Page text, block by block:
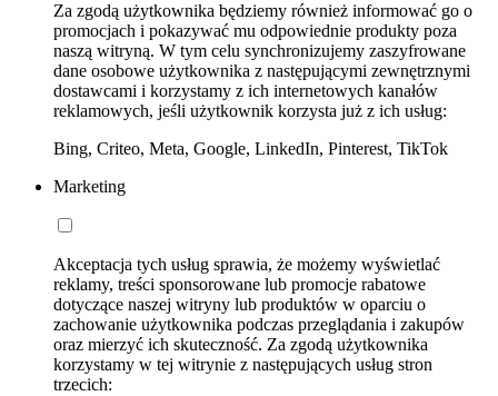
Za zgodą użytkownika będziemy również informować go o
promocjach i pokazywać mu odpowiednie produkty poza
naszą witryną. W tym celu synchronizujemy zaszyfrowane
dane osobowe użytkownika z następującymi zewnętrznymi
dostawcami i korzystamy z ich internetowych kanałów
reklamowych, jeśli użytkownik korzysta już z ich usług:
Bing, Criteo, Meta, Google, LinkedIn, Pinterest, TikTok
Marketing
Akceptacja tych usług sprawia, że możemy wyświetlać
reklamy, treści sponsorowane lub promocje rabatowe
dotyczące naszej witryny lub produktów w oparciu o
zachowanie użytkownika podczas przeglądania i zakupów
oraz mierzyć ich skuteczność. Za zgodą użytkownika
korzystamy w tej witrynie z następujących usług stron
trzecich: